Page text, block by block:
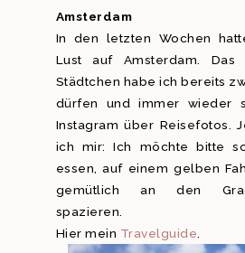
Amsterdam
In den letzten Wochen
Lust auf Amsterdam. Das
Städtchen habe ich bereits
dürfen und immer wieder
Instagram über Reisefotos.
ich mir: Ich möchte bitte
essen, auf einem gelben
gemütlich an den
spazieren.
Hier mein Travelguide.